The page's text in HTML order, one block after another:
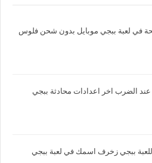
في لعبة ببجي موبايل بدون شحن فلوس
الضرب اخر اعدادات محادثة ببجي
ببجي زخرف اسمك في لعبة ببجي